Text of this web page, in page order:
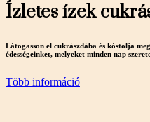
Ízletes ízek
Látogasson el cukrászdába és kóstolja
édességeinket, melyeket minden nap
Több információ